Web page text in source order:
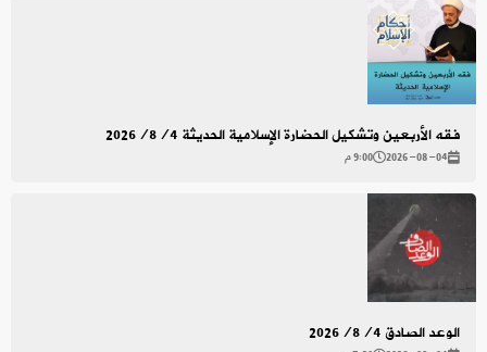
فقه الأربعين وتشكيل الحضارة الإسلامية الحديثة 2026/8/4
2026-08-04 9:00 م
الوعد الصادق 2026/8/4